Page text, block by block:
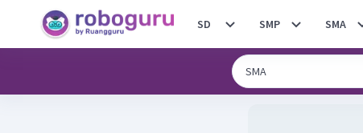
SD SMP SMA